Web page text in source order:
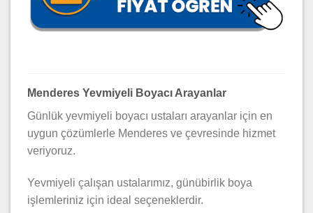
Menderes Yevmiyeli Boyacı Arayanlar
Günlük yevmiyeli boyacı ustaları arayanlar için en
uygun çözümlerle Menderes ve çevresinde hizmet
veriyoruz.
Yevmiyeli çalışan ustalarımız, günübirlik boya
işlemleriniz için ideal seçeneklerdir.